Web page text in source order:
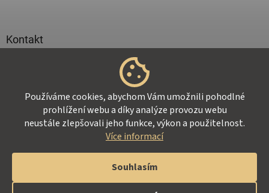
Používáme cookies, abychom Vám umožnili pohodlné
prohlížení webu a díky analýze provozu webu
neustále zlepšovali jeho funkce, výkon a použitelnost.
Více informací
Souhlasím
Kontakt
Vytvořil Shoptet